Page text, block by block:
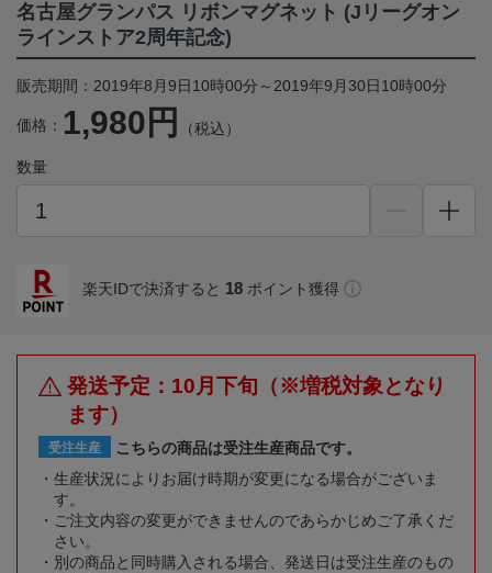
名古屋グランパス リボンマグネット (Jリーグオン
ラインストア2周年記念)
販売期間：2019年8月9日10時00分～2019年9月30日10時00分
価格： 1,980円 （税込）
数量
楽天IDで決済すると 18 ポイント獲得
発送予定：10月下旬（※増税対象となり
ます）
受注生産
こちらの商品は受注生産商品です。
生産状況によりお届け時期が変更になる場合がございま
す。
ご注文内容の変更ができませんのであらかじめご了承くだ
さい。
別の商品と同時購入される場合、発送日は受注生産のもの